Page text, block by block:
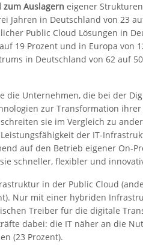
zum Auslagern eigener
Jahren in Deutschland von 23
Public Cloud Lösungen in
19 Prozent und in Europa von
in Deutschland von 62 auf
die Unternehmen, die bei der
zur Transformation
sie im Vergleich zu
der IT-
auf den Betrieb eigener On-
schneller, flexibler und
in der Public Cloud
Nur mit einer hybriden
Treiber für die digitale
dabei: die IT näher an die
(23 Prozent).